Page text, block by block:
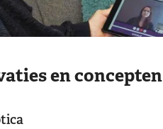
en concepten